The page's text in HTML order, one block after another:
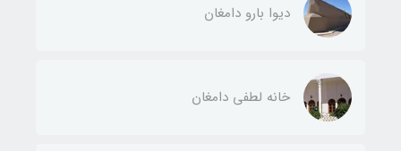
دیوا بارو دامغان
خانه لطفی دامغان